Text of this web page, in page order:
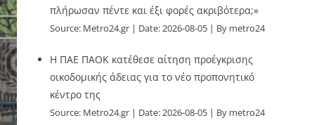
πλήρωσαν πέντε και έξι φορές ακριβότερα;»
Source: Metro24.gr Date: 2026-08-05 By metro24
Η ΠΑΕ ΠΑΟΚ κατέθεσε αίτηση προέγκρισης
οικοδομικής άδειας για το νέο προπονητικό
κέντρο της
Source: Metro24.gr Date: 2026-08-05 By metro24